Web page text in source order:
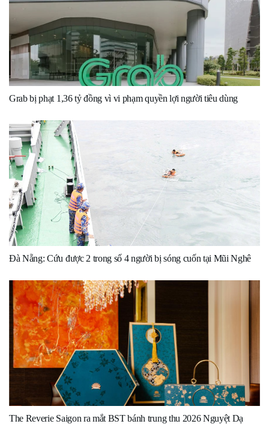
Grab bị phạt 1,36 tỷ đồng vì vi phạm quyền lợi người tiêu dùng
Đà Nẵng: Cứu được 2 trong số 4 người bị sóng cuốn tại Mũi Nghê
The Reverie Saigon ra mắt BST bánh trung thu 2026 Nguyệt Dạ